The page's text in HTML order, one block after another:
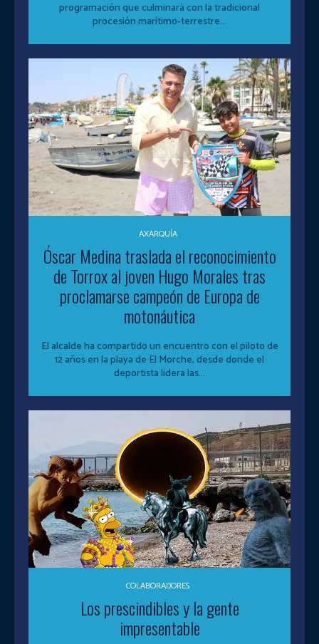
programación que culminará con la tradicional
procesión marítimo-terrestre...
AXARQUÍA
Óscar Medina traslada el reconocimiento
de Torrox al joven Hugo Morales tras
proclamarse campeón de Europa de
motonáutica
El alcalde ha compartido un encuentro con el piloto de
12 años en la playa de El Morche, desde donde el
deportista lidera las...
COLABORADORES
Los prescindibles y la gente
impresentable